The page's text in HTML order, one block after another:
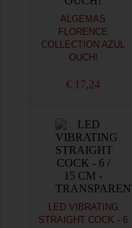
ALGEMAS
FLORENCE
COLLECTION AZUL
OUCH!
€ 17,24
LED VIBRATING
STRAIGHT COCK - 6